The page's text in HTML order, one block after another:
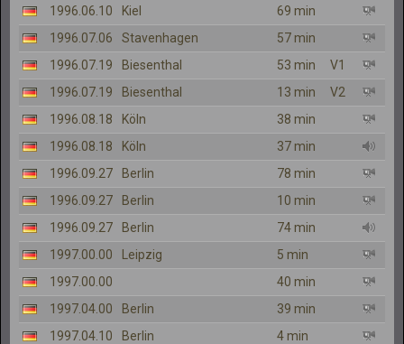
1996.06.10 Kiel
69 min
1996.07.06
Stavenhagen
57 min
1996.07.19
Biesenthal 53 min
V1
1996.07.19
Biesenthal 13 min
V2
1996.08.18
Köln
38 min
1996.08.18
Köln
37 min
1996.09.27
Berlin
78 min
1996.09.27
Berlin
10 min
1996.09.27
Berlin
74 min
1997.00.00
Leipzig
5 min
1997.00.00
40 min
1997.04.00
Berlin
39 min
1997.04.10
Berlin
4 min